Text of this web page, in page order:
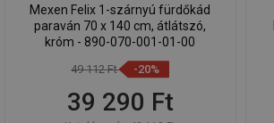
Mexen Felix 1-szárnyú fürdőkád
paraván 70 x 140 cm, átlátszó,
króm - 890-070-001-01-00
49 112 Ft -20%
39 290 Ft